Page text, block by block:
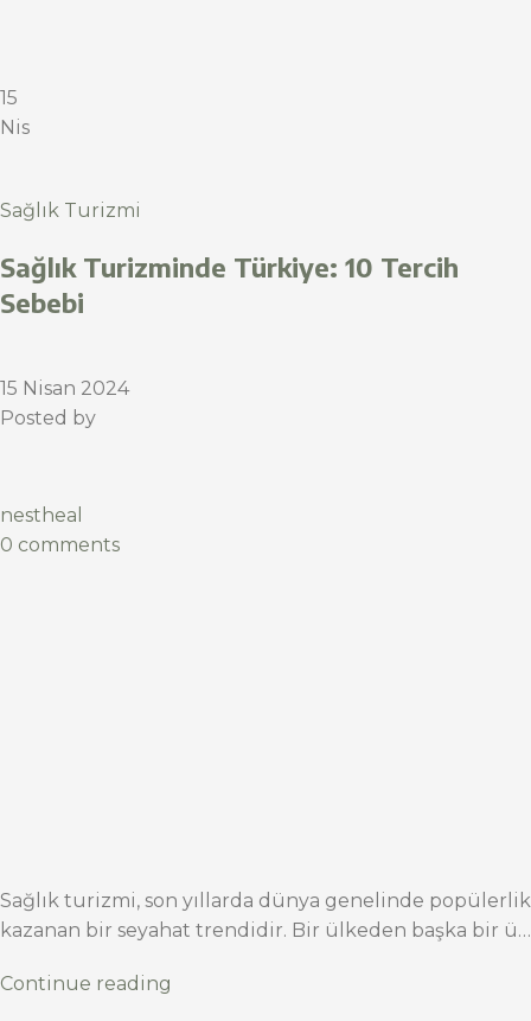
15
Nis
Sağlık Turizmi
Sağlık Turizminde Türkiye: 10 Tercih
Sebebi
15 Nisan 2024
Posted by
nestheal
0 comments
Sağlık turizmi, son yıllarda dünya genelinde popülerlik
kazanan bir seyahat trendidir. Bir ülkeden başka bir ü…
Continue reading